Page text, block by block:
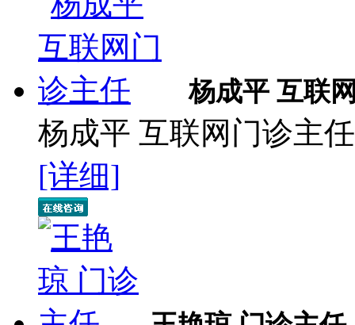
杨成平 互联
杨成平 互联网门诊主
[详细]